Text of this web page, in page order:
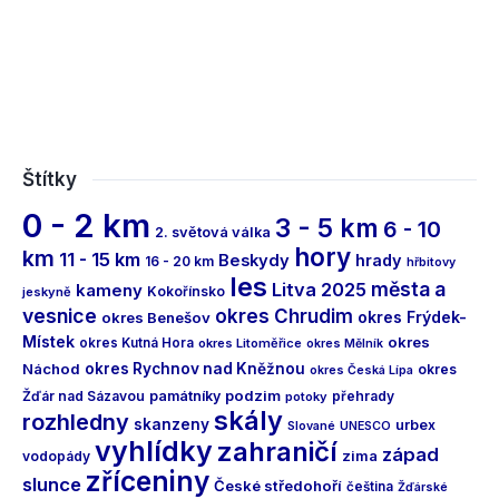
Štítky
0 - 2 km 2. světová válka 3 - 5 km 6 - 10
km 11 - 15 km 16 - 20 km Beskydy hory hrady hřbitovy
jeskyně kameny Kokořínsko les Litva 2025 města a
vesnice okres Benešov okres Chrudim okres Frýdek-
Místek okres Kutná Hora okres Litoměřice okres Mělník okres
Náchod okres Rychnov nad Kněžnou okres Česká Lípa okres
Žďár nad Sázavou památníky podzim potoky přehrady
rozhledny skanzeny skály Slované UNESCO urbex
vodopády vyhlídkyzahraničí zima západ
slunce zříceniny České středohoří čeština Žďárské